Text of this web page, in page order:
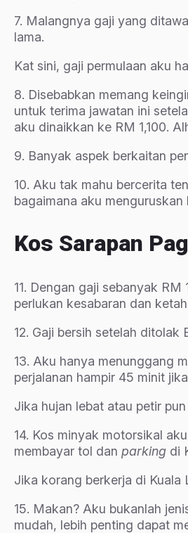
7. Malangnya gaji yang
lama.
Kat sini, gaji permulaan aku
8. Disebabkan memang
untuk terima jawatan ini
aku dinaikkan ke RM 1,100.
9. Banyak aspek berkaitan
10. Aku tak mahu bercerita
bagaimana aku
Kos Sarapan
11. Dengan gaji sebanyak
perlukan kesabaran dan
12. Gaji bersih setelah ditolak
13. Aku hanya menunggang
perjalanan hampir 45 minit
Jika hujan lebat atau petir
14. Kos minyak motorsikal
membayar tol dan parking di
Jika korang berkerja di Kuala
15. Makan? Aku bukanlah
mudah, lebih penting dapat